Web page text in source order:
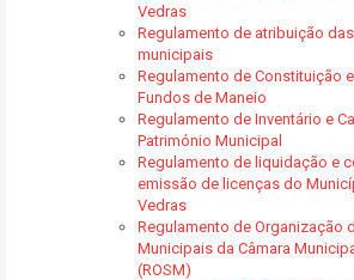
Vedras
Regulamento de atribuição
municipais
Regulamento de Constituição
Fundos de Maneio
Regulamento de Inventário e
Património Municipal
Regulamento de liquidação e
emissão de licenças do
Vedras
Regulamento de Organização
Municipais da Câmara
(ROSM)